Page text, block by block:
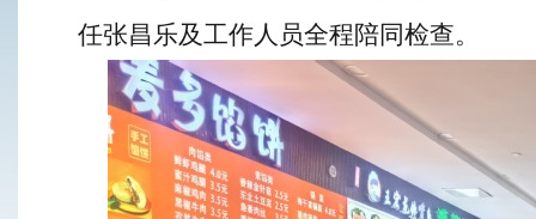
任张昌乐及工作人员全程陪同检查。